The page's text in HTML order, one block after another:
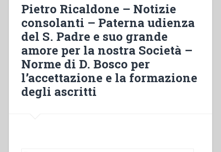
Pietro Ricaldone – Notizie
consolanti – Paterna udienza
del S. Padre e suo grande
amore per la nostra Società –
Norme di D. Bosco per
l’accettazione e la formazione
degli ascritti